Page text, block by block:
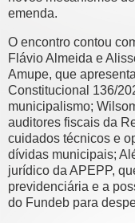
emenda.
O encontro contou
Flávio Almeida e
Amupe, que
Constitucional 136/
municipalismo;
auditores fiscais da
cuidados técnicos e
dívidas municipais;
jurídico da APEPP,
previdenciária e a
do Fundeb para